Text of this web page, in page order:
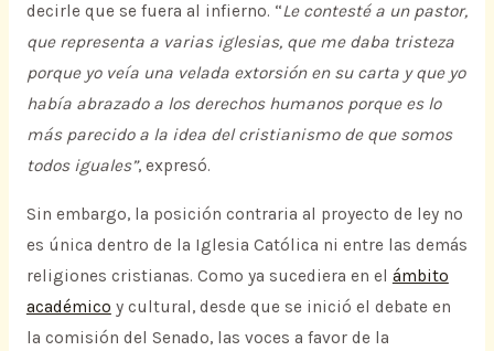
decirle que se fuera al infierno. “Le contesté a un pastor,
que representa a varias iglesias, que me daba tristeza
porque yo veía una velada extorsión en su carta y que yo
había abrazado a los derechos humanos porque es lo
más parecido a la idea del cristianismo de que somos
todos iguales”, expresó.
Sin embargo, la posición contraria al proyecto de ley no
es única dentro de la Iglesia Católica ni entre las demás
religiones cristianas. Como ya sucediera en el ámbito
académico y cultural, desde que se inició el debate en
la comisión del Senado, las voces a favor de la